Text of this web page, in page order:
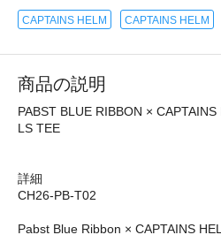
CAPTAINS HELM CAPTAINS HELM
商品の説明
PABST BLUE RIBBON ×
LS TEE
詳細
CH26-PB-T02
Pabst Blue Ribbon × CAPTAINS